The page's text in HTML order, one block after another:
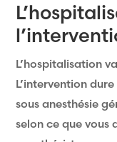
L’hospitalisation
L’intervention
sous anesthésie
selon ce que vous